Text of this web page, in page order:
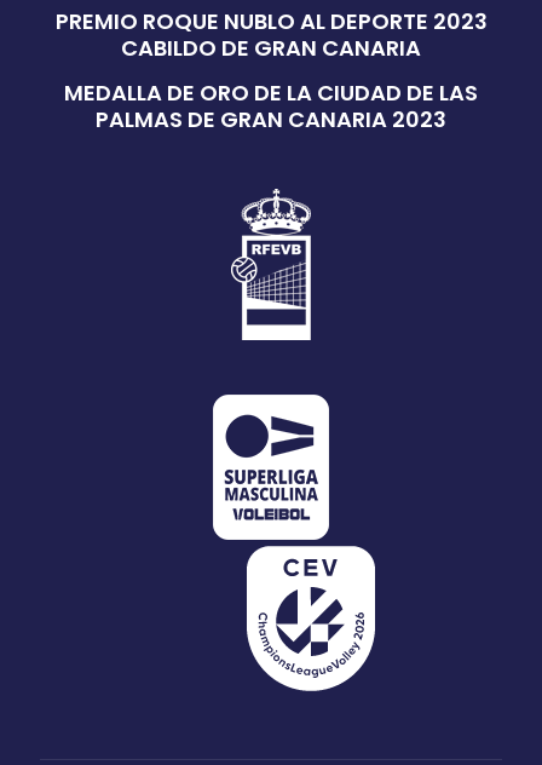
PREMIO ROQUE NUBLO AL DEPORTE 2023
CABILDO DE GRAN CANARIA
MEDALLA DE ORO DE LA CIUDAD DE LAS
PALMAS DE GRAN CANARIA 2023